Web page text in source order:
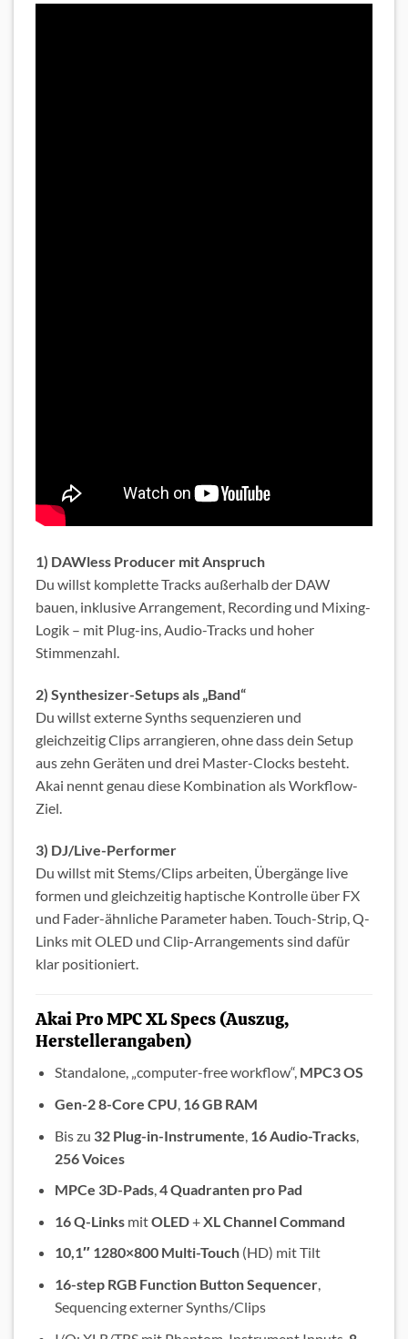
1) DAWless Producer mit Anspruch
Du willst komplette Tracks außerhalb der DAW
bauen, inklusive Arrangement, Recording und Mixing-
Logik – mit Plug-ins, Audio-Tracks und hoher
Stimmenzahl.
2) Synthesizer-Setups als „Band“
Du willst externe Synths sequenzieren und
gleichzeitig Clips arrangieren, ohne dass dein Setup
aus zehn Geräten und drei Master-Clocks besteht.
Akai nennt genau diese Kombination als Workflow-
Ziel.
3) DJ/Live-Performer
Du willst mit Stems/Clips arbeiten, Übergänge live
formen und gleichzeitig haptische Kontrolle über FX
und Fader-ähnliche Parameter haben. Touch-Strip, Q-
Links mit OLED und Clip-Arrangements sind dafür
klar positioniert.
Akai Pro MPC XL Specs (Auszug,
Herstellerangaben)
Standalone, „computer-free workflow“, MPC3 OS
Gen-2 8-Core CPU, 16 GB RAM
Bis zu 32 Plug-in-Instrumente 16 Audio-Tracks,
256 Voices
MPCe 3D-Pads,4 Quadranten pro Pad
16 Q-LinksmitOLED+XL Channel Command
10,1″ 1280×800 Multi-Touch(HD) mit Tilt
16-step RGB Function Button Sequencer,
Sequencing externer Synths/Clips